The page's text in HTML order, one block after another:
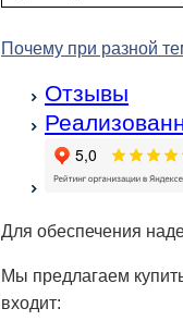
Почему при разной
Отзывы
Для обеспечения
Мы предлагаем
входит: